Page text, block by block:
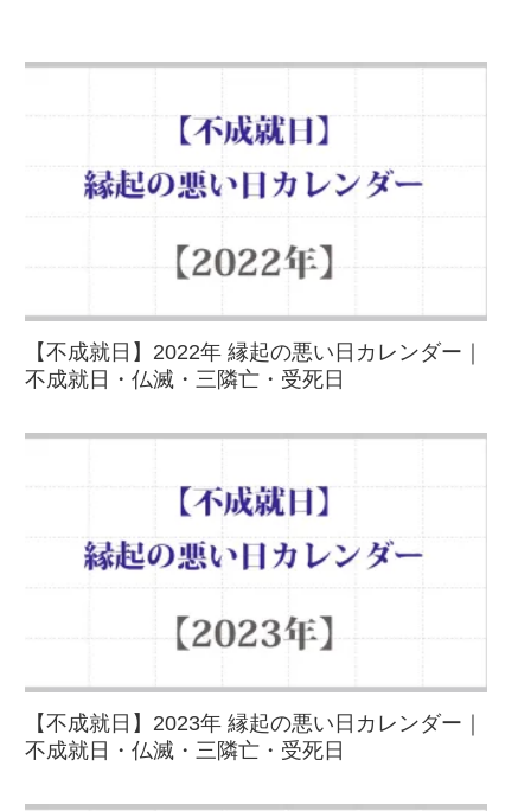
【不成就日】2022年 縁起の悪い日カレンダー｜
不成就日・仏滅・三隣亡・受死日
【不成就日】2023年 縁起の悪い日カレンダー｜
不成就日・仏滅・三隣亡・受死日